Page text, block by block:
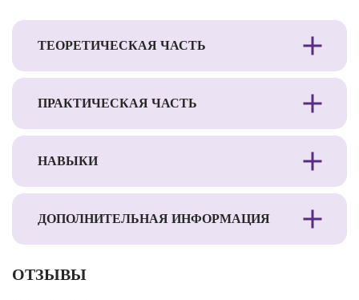
ТЕОРЕТИЧЕСКАЯ ЧАСТЬ
ПРАКТИЧЕСКАЯ ЧАСТЬ
НАВЫКИ
ДОПОЛНИТЕЛЬНАЯ ИНФОРМАЦИЯ
ОТЗЫВЫ